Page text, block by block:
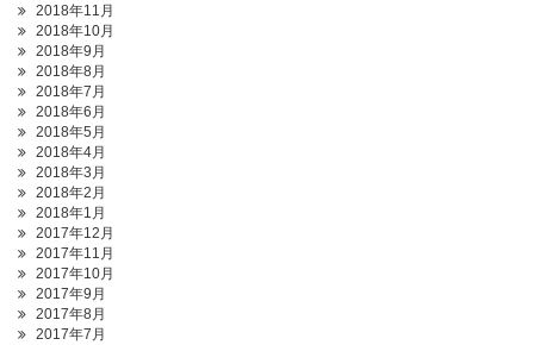
2018年11月
2018年10月
2018年9月
2018年8月
2018年7月
2018年6月
2018年5月
2018年4月
2018年3月
2018年2月
2018年1月
2017年12月
2017年11月
2017年10月
2017年9月
2017年8月
2017年7月